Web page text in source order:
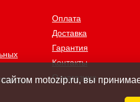
Оплата
Доставка
Гарантия
Контакты
О магазине
сайтом motozip.ru, вы